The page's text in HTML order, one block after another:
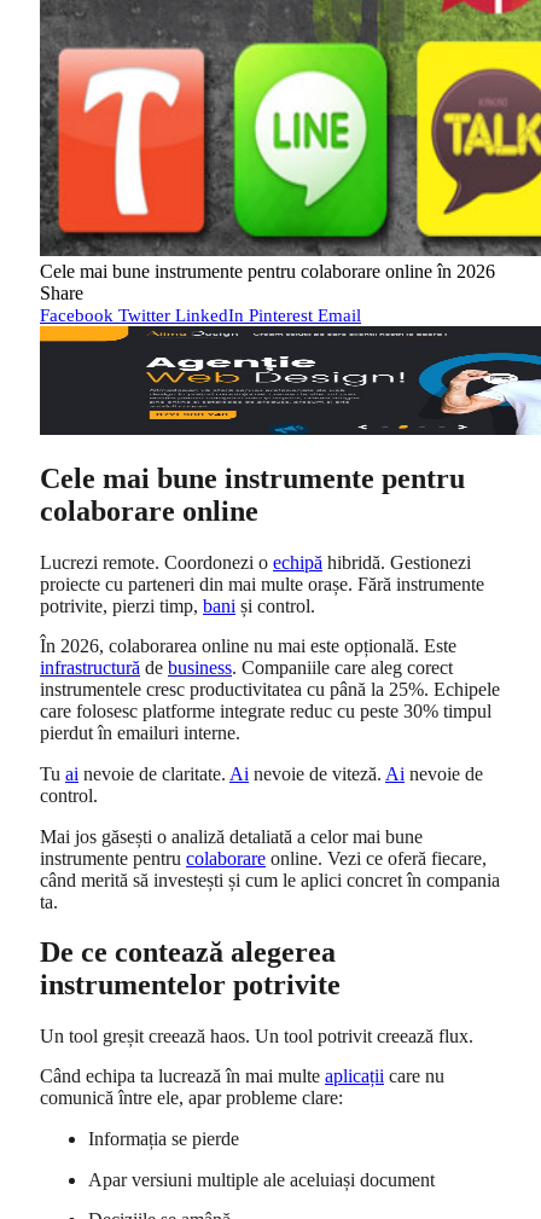
Cele mai bune instrumente pentru colaborare online în 2026
Share
Facebook Twitter LinkedIn Pinterest Email
Cele mai bune instrumente pentru
colaborare online
Lucrezi remote. Coordonezi o echipă hibridă. Gestionezi
proiecte cu parteneri din mai multe orașe. Fără instrumente
potrivite, pierzi timp, bani și control.
În 2026, colaborarea online nu mai este opțională. Este
infrastructură de business. Companiile care aleg corect
instrumentele cresc productivitatea cu până la 25%. Echipele
care folosesc platforme integrate reduc cu peste 30% timpul
pierdut în emailuri interne.
Tu ai nevoie de claritate. Ai nevoie de viteză. Ai nevoie de
control.
Mai jos găsești o analiză detaliată a celor mai bune
instrumente pentru colaborare online. Vezi ce oferă fiecare,
când merită să investești și cum le aplici concret în compania
ta.
De ce contează alegerea
instrumentelor potrivite
Un tool greșit creează haos. Un tool potrivit creează flux.
Când echipa ta lucrează în mai multe aplicații care nu
comunică între ele, apar probleme clare:
Informația se pierde
Apar versiuni multiple ale aceluiași document